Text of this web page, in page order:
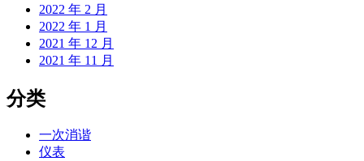
2022 年 2 月
2022 年 1 月
2021 年 12 月
2021 年 11 月
分类
一次消谐
仪表